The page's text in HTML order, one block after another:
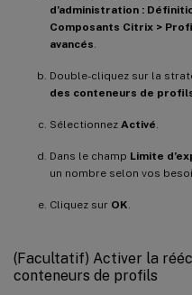
d’administration :
Composants Citrix >
avancés
Double-cliquez sur la
des conteneurs de
Sélectionnez Activé
Dans le champ Limite
un nombre selon vos
Cliquez sur OK
(Facultatif) Activer la
conteneurs de profils